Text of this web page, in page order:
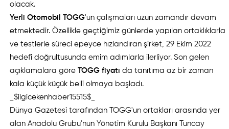
olacak.
Yerli Otomobil TOGG'un çalışmaları uzun zamandır devam
etmektedir. Özellikle geçtiğimiz günlerde yapılan ortaklıklarla
ve testlerle süreci epeyce hızlandıran şirket, 29 Ekim 2022
hedefi doğrultusunda emim adımlarla ilerliyor. Son gelen
açıklamalara göreTOGG fiyatı da tanıtıma az bir zaman
kala küçük küçük belli olmaya başladı.
_$ilgicekenhaber15515$_
Dünya Gazetesi tarafından TOGG'un ortakları arasında yer
alan Anadolu Grubu'nun Yönetim Kurulu Başkanı Tuncay